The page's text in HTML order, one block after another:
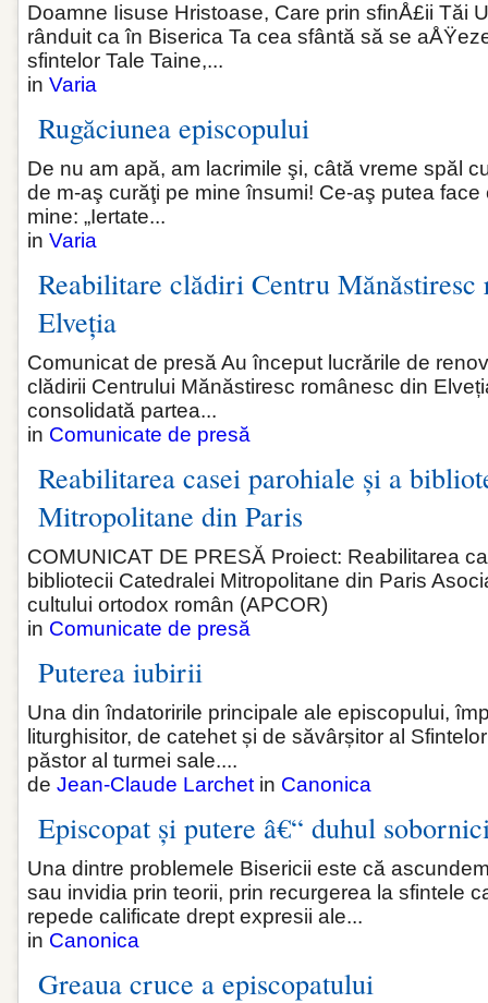
Doamne Iisuse Hristoase, Care prin sfinÅ£ii Tăi
rânduit ca în Biserica Ta cea sfântă să se
sfintelor Tale Taine,...
in Varia
Rugăciunea episcopului
De nu am apă, am lacrimile şi, câtă vreme spăl
de m-aş curăţi pe mine însumi! Ce‑aş putea
mine: „Iertate...
in Varia
Reabilitare clădiri Centru Mănăstiresc
Elveția
Comunicat de presă Au început lucrările de
clădirii Centrului Mănăstiresc românesc din
consolidată partea...
in Comunicate de presă
Reabilitarea casei parohiale și a
Mitropolitane din Paris
COMUNICAT DE PRESĂ Proiect: Reabilitarea
bibliotecii Catedralei Mitropolitane din Paris
cultului ortodox român (APCOR)
in Comunicate de presă
Puterea iubirii
Una din îndatoririle principale ale episcopului,
liturghisitor, de catehet și de săvârșitor al
păstor al turmei sale....
de Jean-Claude Larchet in Canonica
Episcopat și putere â€“ duhul
Una dintre problemele Bisericii este că
sau invidia prin teorii, prin recurgerea la sfintele
repede calificate drept expresii ale...
in Canonica
Greaua cruce a episcopatului